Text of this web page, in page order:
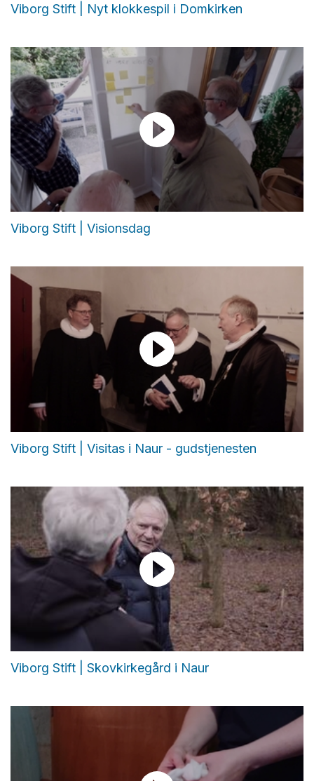
Viborg Stift | Nyt klokkespil i Domkirken
Viborg Stift | Visionsdag
Viborg Stift | Visitas i Naur - gudstjenesten
Viborg Stift | Skovkirkegård i Naur